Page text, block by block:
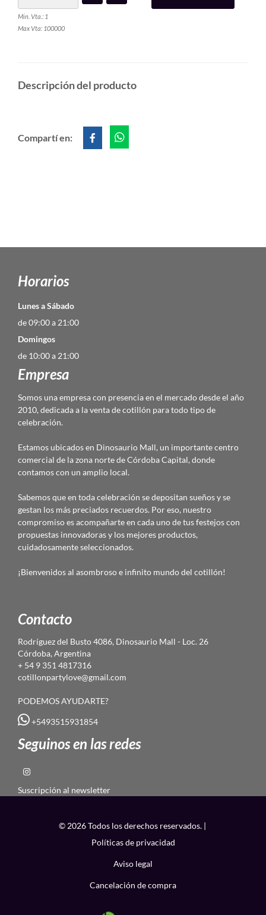
Min. Vta.: 1
Max Vta: 100000
Descripción del producto
Compartí en:
Horarios
Lunes a Sábado
de 09:00 a 21:00
Domingos
de 10:00 a 21:00
Empresa
Somos una empresa con presencia en el mercado desde el año
2010, dedicada a la venta de cotillón para todo tipo de
celebración.
Estamos ubicados en Dinosaurio Mall, un importante centro
comercial de la zona norte de Córdoba Capital, donde
contamos con un amplio local.
Sabemos que en toda celebración se depositan sueños y se
gestan los más preciados recuerdos. Por eso, nuestro
compromiso es acompañarte en cada uno de tus festejos con
propuestas innovadoras y los mejores productos,
cuidadosamente seleccionados.
¡Bienvenidos al asombroso e infinito mundo del cotillón!
Contacto
Rodríguez del Busto 4086, Dinosaurio Mall - Loc. 26
Córdoba, Argentina
+ 54 9 351 4817316
cotillonpartylove@gmail.com
PODEMOS AYUDARTE?
+5493515931854
Seguinos en las redes
Suscripción al newsletter
© 2026 Todos los derechos reservados. |
Políticas de privacidad
Aviso legal
Cancelación de compra